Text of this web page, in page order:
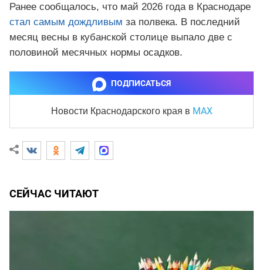
Ранее сообщалось, что май 2026 года в Краснодаре
стал самым дождливым за полвека. В последний
месяц весны в кубанской столице выпало две с
половиной месячных нормы осадков.
ПОДПИСАТЬСЯ
Новости Краснодарского края в MAX
СЕЙЧАС ЧИТАЮТ